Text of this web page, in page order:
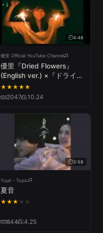
4:48
優里 Official YouTube Channel
優里『Dried Flowers』
(English ver.) ×『ドライフ
ラワー』 -ディレクターズ
カットver.- Official Music
★★★★★
2047 10.24
3:58
Yuuri - Topic
夏音
★★★ ★ ★
844 4.25